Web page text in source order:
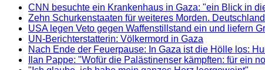
CNN besuchte ein Krankenhaus in Gaza: "ein Blick in
Zehn Schurkenstaaten für weiteres Morden.
USA legen Veto gegen Waffenstillstand ein und liefern
UN-Berichterstatterin: Völkermord in Gaza
Nach Ende der Feuerpause: In Gaza ist die Hölle los:
Ilan Pappe: "Wofür die Palästinenser kämpften: für ein